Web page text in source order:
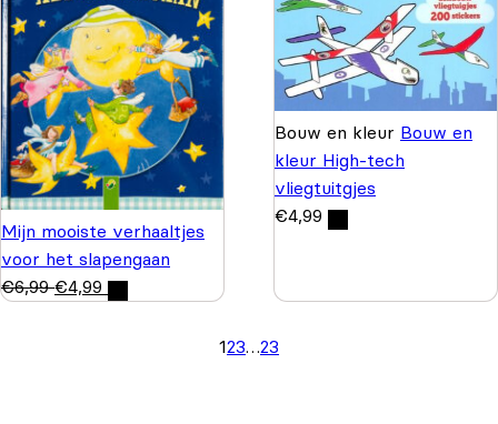
Mijn mooiste verhaaltjes
voor het slapengaan
€6,99 €4,99
Bouw en kleur Bouw en
kleur High-tech
vliegtuitgjes
€4,99
123…23